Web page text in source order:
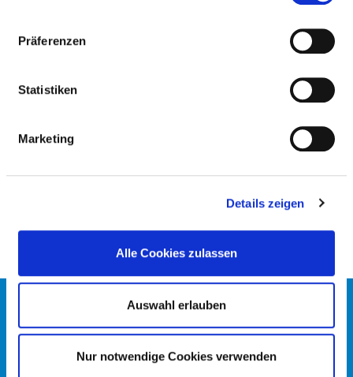
Präferenzen
Statistiken
Marketing
Details zeigen
Alle Cookies zulassen
Auswahl erlauben
Nur notwendige Cookies verwenden
INSTITUT FÜR KLINISCHE
(LT. AUSWAHLLISTE)
VX00
IMPRESSUM